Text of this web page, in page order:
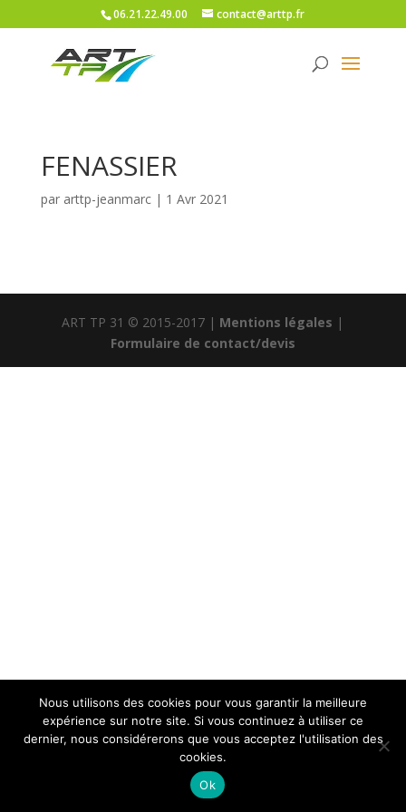
06.21.22.49.00 contact@arttp.fr
FENASSIER
par arttp-jeanmarc| 1 Avr 2021
ART TP 31 © 2015-2017 | Mentions légales |
Formulaire de contact/devis
Nous utilisons des cookies pour vous garantir la meilleure
expérience sur notre site. Si vous continuez à utiliser ce
dernier, nous considérerons que vous acceptez l'utilisation des
cookies.
Ok